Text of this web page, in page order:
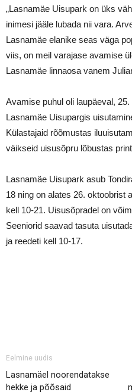
„Lasnamäe Uisupark on üks
inimesi jääle lubada nii vara.
Lasnamäe elanike seas väga
viis, on meil varajase avamise
Lasnamäe linnaosa vanem
Avamise puhul oli laupäeval,
Lasnamäe Uisupargis
Külastajaid rõõmustas
väikseid uisusõpru lõbustas
Lasnamäe Uisupark asub
18 ning on alates 26. oktoobrist
kell 10-21. Uisusõpradel on
Seeniorid saavad tasuta
ja reedeti kell 10-17.
Eelmine uudis
Lasnamäel noorendatakse
hekke ja põõsaid